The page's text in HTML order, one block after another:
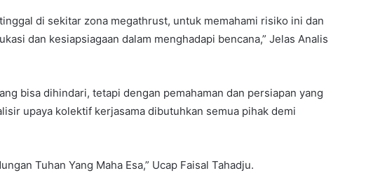
di sekitar zona megathrust, untuk memahami risiko ini dan
dan kesiapsiagaan dalam menghadapi bencana,” Jelas Analis
bisa dihindari, tetapi dengan pemahaman dan persiapan yang
upaya kolektif kerjasama dibutuhkan semua pihak demi
Tuhan Yang Maha Esa,” Ucap Faisal Tahadju.